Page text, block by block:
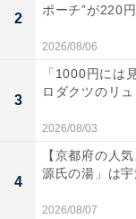
2
ポーチ”が220
2026/08/06
3
「1000円には
ロダクツのリ
2026/08/03
4
【京都府の人
源氏の湯」は
2026/08/07